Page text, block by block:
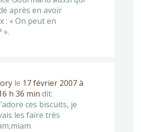
après en avoir
: « On peut en
».
le 17 février 2007 à
h 36 min dit:
ces biscuits, je
les faire très